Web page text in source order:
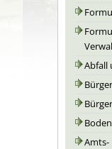
Abfall
Amts-